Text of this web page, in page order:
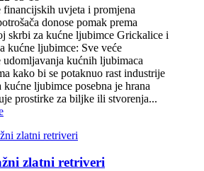
financijskih uvjeta i promjena
donose pomak prema
skrbi za kućne ljubimce Grickalice i
kućne ljubimce: Sve veće
udomljavanja kućnih ljubimaca
kako bi se potaknuo rast industrije
kućne ljubimce posebna je hrana
prostirke za biljke ili stvorenja...
zlatni retriveri